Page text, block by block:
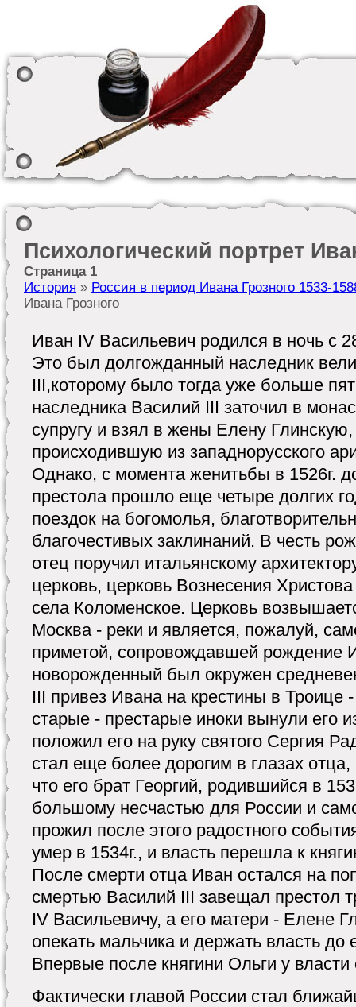
Психологический портрет
Страница 1
История » Россия в период Ивана Грозного 1533-
Ивана Грозного
Иван IV Васильевич родился в ночь с
Это был долгожданный наследник
III,которому было тогда уже больше
наследника Василий III заточил в
супругу и взял в жены Елену
происходившую из западнорусского
Однако, с момента женитьбы в 1526г.
престола прошло еще четыре долгих
поездок на богомолья,
благочестивых заклинаний. В честь
отец поручил итальянскому
церковь, церковь Вознесения
села Коломенское. Церковь
Москва - реки и является, пожалуй,
приметой, сопровождавшей рождение
новорожденный был окружен
III привез Ивана на крестины в Троице
старые - престарые иноки вынули его
положил его на руку святого Сергия
стал еще более дорогим в глазах отца,
что его брат Георгий, родившийся в
большому несчастью для России и
прожил после этого радостного
умер в 1534г., и власть перешла к
После смерти отца Иван остался на
смертью Василий III завещал престол
IV Васильевичу, а его матери - Елене
опекать мальчика и держать власть до
Впервые после княгини Ольги у
Фактически главой России стал